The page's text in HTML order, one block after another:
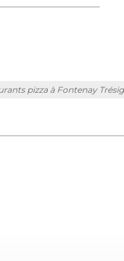
pizza à Fontenay